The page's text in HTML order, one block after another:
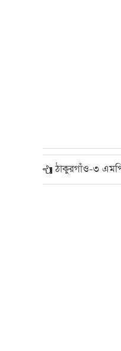
ঠাকুরগাঁও-৩